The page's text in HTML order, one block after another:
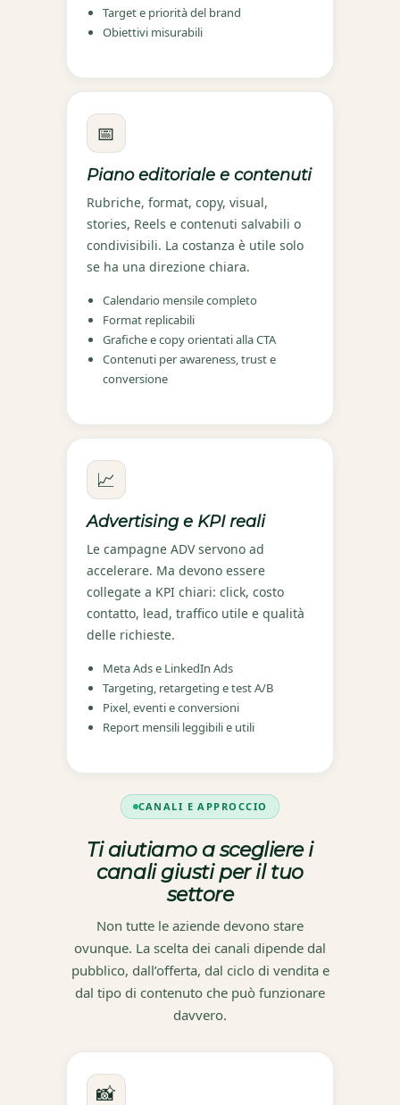
Target e priorità del brand
Obiettivi misurabili
📅
Piano editoriale e contenuti
Rubriche, format, copy, visual,
stories, Reels e contenuti salvabili o
condivisibili. La costanza è utile solo
se ha una direzione chiara.
Calendario mensile completo
Format replicabili
Grafiche e copy orientati alla CTA
Contenuti per awareness, trust e
conversione
📈
Advertising e KPI reali
Le campagne ADV servono ad
accelerare. Ma devono essere
collegate a KPI chiari: click, costo
contatto, lead, traffico utile e qualità
delle richieste.
Meta Ads e LinkedIn Ads
Targeting, retargeting e test A/B
Pixel, eventi e conversioni
Report mensili leggibili e utili
CANALI E APPROCCIO
Ti aiutiamo a scegliere i
canali giusti per il tuo
settore
Non tutte le aziende devono stare
ovunque. La scelta dei canali dipende dal
pubblico, dall’offerta, dal ciclo di vendita e
dal tipo di contenuto che può funzionare
davvero.
📸